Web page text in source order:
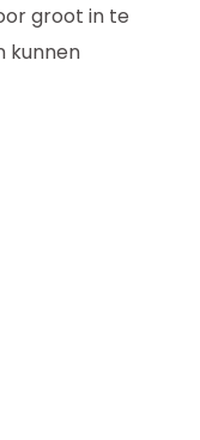
groot in te
kunnen